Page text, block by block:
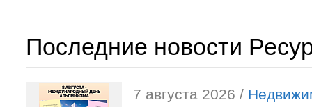
Последние новости
7 августа 2026 /